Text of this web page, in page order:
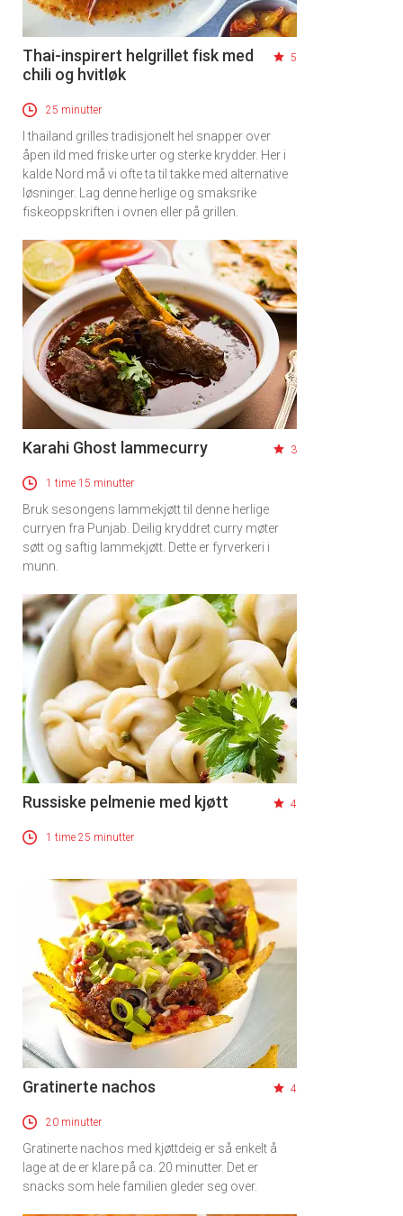
Thai-inspirert helgrillet fisk med
chili og hvitløk
5
25 minutter
I thailand grilles tradisjonelt hel snapper over
åpen ild med friske urter og sterke krydder. Her i
kalde Nord må vi ofte ta til takke med alternative
løsninger. Lag denne herlige og smaksrike
fiskeoppskriften i ovnen eller på grillen.
Karahi Ghost lammecurry 3
1 time 15 minutter
Bruk sesongens lammekjøtt til denne herlige
curryen fra Punjab. Deilig kryddret curry møter
søtt og saftig lammekjøtt. Dette er fyrverkeri i
munn.
Russiske pelmenie med kjøtt 4
1 time 25 minutter
Gratinerte nachos 4
20 minutter
Gratinerte nachos med kjøttdeig er så enkelt å
lage at de er klare på ca. 20 minutter. Det er
snacks som hele familien gleder seg over.